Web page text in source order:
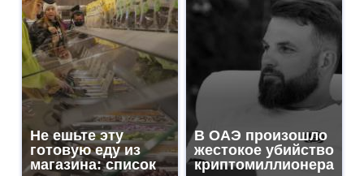
Не ешьте эту
готовую еду из
магазина: список
В ОАЭ произошло
жестокое убийство
криптомиллионера